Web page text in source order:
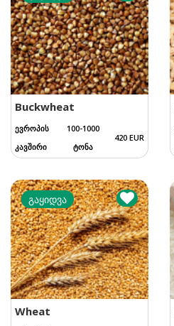
Buckwheat
ევროპის
კავშირი
100-1000
ტონა
420 EUR
გაყიდვა
Wheat